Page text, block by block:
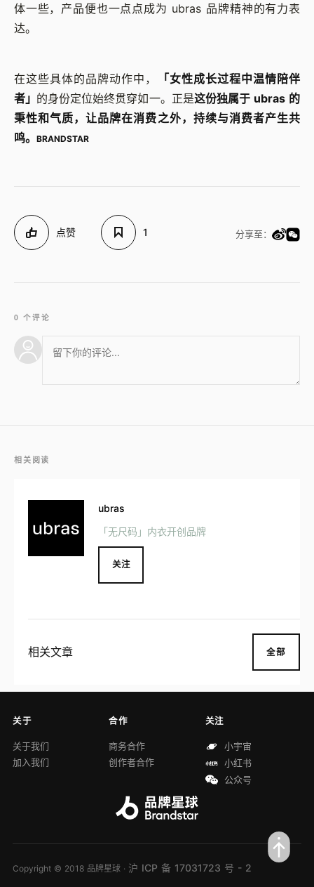
体一些，产品便也一点点成为 ubras 品牌精神的有力表
达。
在这些具体的品牌动作中，
「女性成长过程中温情陪伴
者」 的身份定位始终贯穿如一。正是这份独属于 ubras 的
秉性和气质，让品牌在消费之外，持续与消费者产生共
鸣。 BRANDSTAR
点赞 1 分享至：
0 个评论
相关阅读
ubras
「无尺码」内衣开创品牌
关注
相关文章 全部
关于
关于我们
加入我们
合作
商务合作
创作者合作
关注
小宇宙
小红书
公众号
Copyright © 2018 品牌星球 · 沪 ICP 备 17031723 号 - 2